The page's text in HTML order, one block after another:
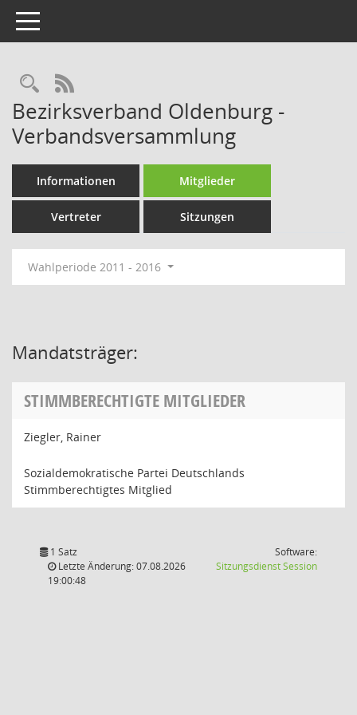
Toggle navigation
Rechercheauswahl
RSS-Feed
Bezirksverband Oldenburg -
Verbandsversammlung
Informationen Mitglieder
Vertreter Sitzungen
Wahlperiode 2011 - 2016
Mandatsträger:
STIMMBERECHTIGTE MITGLIEDER
Ziegler, Rainer
Sozialdemokratische Partei Deutschlands
Stimmberechtigtes Mitglied
1 Satz
Letzte Änderung: 07.08.2026
19:00:48
Software:
SitzungsdienstSession(Wird in